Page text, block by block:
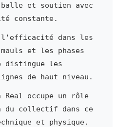
balle et soutien avec
constante.
l'efficacité dans les
et les phases
distingue les
de haut niveau.
Real occupe un rôle
du collectif dans ce
et physique.